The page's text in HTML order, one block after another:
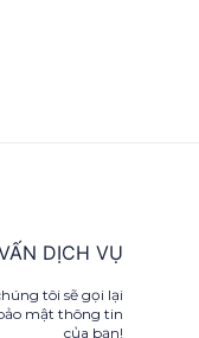
DỊCH VỤ
tôi sẽ gọi lại
mật thông tin
của bạn!